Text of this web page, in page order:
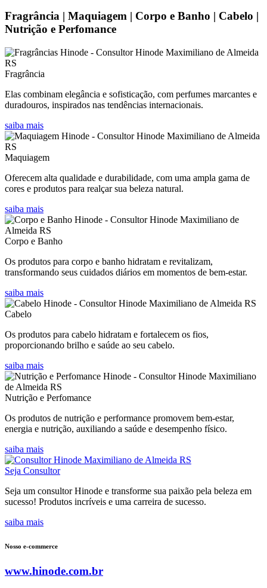
Fragrância | Maquiagem | Corpo e Banho | Cabelo |
Nutrição e Perfomance
Fragrância
Elas combinam elegância e sofisticação, com perfumes marcantes e
duradouros, inspirados nas tendências internacionais.
saiba mais
Maquiagem
Oferecem alta qualidade e durabilidade, com uma ampla gama de
cores e produtos para realçar sua beleza natural.
saiba mais
Corpo e Banho
Os produtos para corpo e banho hidratam e revitalizam,
transformando seus cuidados diários em momentos de bem-estar.
saiba mais
Cabelo
Os produtos para cabelo hidratam e fortalecem os fios,
proporcionando brilho e saúde ao seu cabelo.
saiba mais
Nutrição e Perfomance
Os produtos de nutrição e performance promovem bem-estar,
energia e nutrição, auxiliando a saúde e desempenho físico.
saiba mais
Seja Consultor
Seja um consultor Hinode e transforme sua paixão pela beleza em
sucesso! Produtos incríveis e uma carreira de sucesso.
saiba mais
Nosso e-commerce
www.hinode.com.br